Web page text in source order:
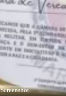
Screenshot